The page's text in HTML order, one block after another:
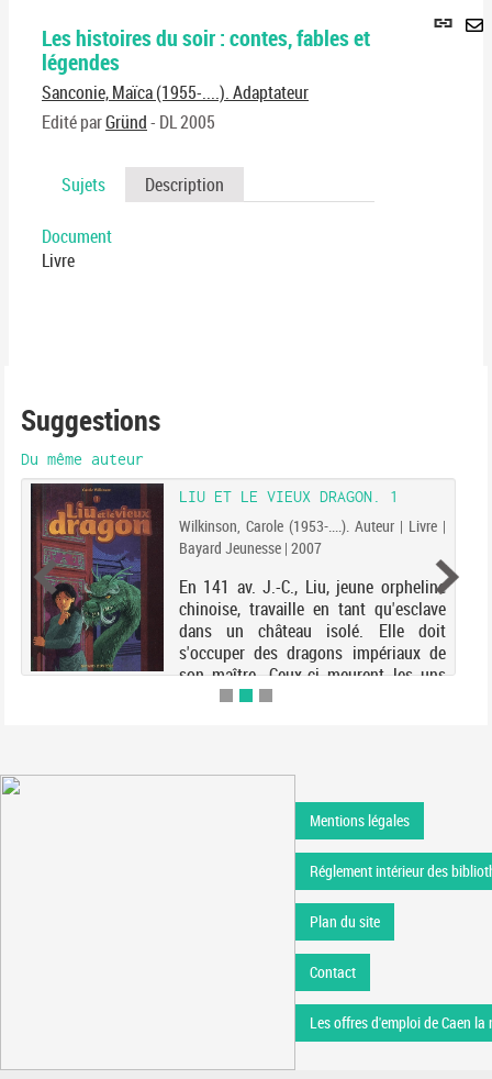
Lien
Les histoires du soir : contes, fables et
légendes
Sanconie, Maïca (1955-....). Adaptateur
Edité parGründ- DL 2005
Sujets Description
Document
Livre
Suggestions
Du même auteur
LIU ET LE VIEUX DRAGON. 1
Wilkinson, Carole (1953-....). Auteur | Livre |
Bayard Jeunesse | 2007
En 141 av. J.-C., Liu, jeune orpheline
chinoise, travaille en tant qu'esclave
dans un château isolé. Elle doit
s'occuper des dragons impériaux de
son maître. Ceux-ci meurent les uns
après les autres, et le dernier, Danzi,
Mentions légales
Réglement intérieur des
Plan du site
Contact
Les offres d'emploi de Caen la